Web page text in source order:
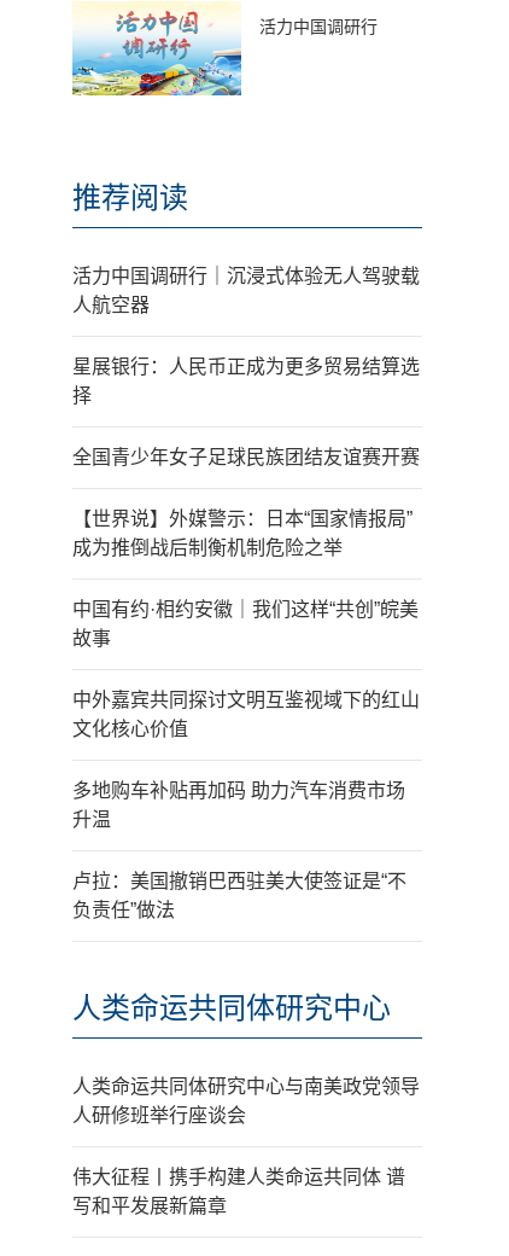
活力中国调研行
推荐阅读
活力中国调研行｜沉浸式体验无人驾驶载
人航空器
星展银行：人民币正成为更多贸易结算选
择
全国青少年女子足球民族团结友谊赛开赛
【世界说】外媒警示：日本“国家情报局”
成为推倒战后制衡机制危险之举
中国有约·相约安徽｜我们这样“共创”皖美
故事
中外嘉宾共同探讨文明互鉴视域下的红山
文化核心价值
多地购车补贴再加码 助力汽车消费市场
升温
卢拉：美国撤销巴西驻美大使签证是“不
负责任”做法
人类命运共同体研究中心
人类命运共同体研究中心与南美政党领导
人研修班举行座谈会
伟大征程丨携手构建人类命运共同体 谱
写和平发展新篇章